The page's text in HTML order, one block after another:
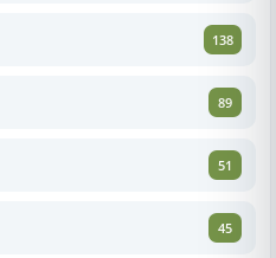
138
89
51
45